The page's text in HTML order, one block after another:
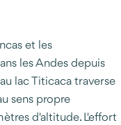
et les
les Andes depuis
lac Titicaca traverse
sens propre
d'altitude. L'effort